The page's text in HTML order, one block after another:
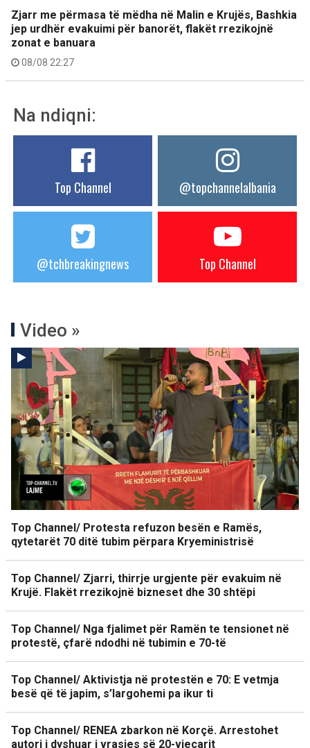
Zjarr me përmasa të mëdha në Malin e Krujës, Bashkia
jep urdhër evakuimi për banorët, flakët rrezikojnë
zonat e banuara
08/08 22:27
Na ndiqni:
Top Channel @topchannelalbania
@tchbreakingnews Top Channel
Video »
Top Channel/ Protesta refuzon besën e Ramës,
qytetarët 70 ditë tubim përpara Kryeministrisë
Top Channel/ Zjarri, thirrje urgjente për evakuim në
Krujë. Flakët rrezikojnë bizneset dhe 30 shtëpi
Top Channel/ Nga fjalimet për Ramën te tensionet në
protestë, çfarë ndodhi në tubimin e 70-të
Top Channel/ Aktivistja në protestën e 70: E vetmja
besë që të japim, s’largohemi pa ikur ti
Top Channel/ RENEA zbarkon në Korçë. Arrestohet
autori i dyshuar i vrasjes së 20-vjeçarit